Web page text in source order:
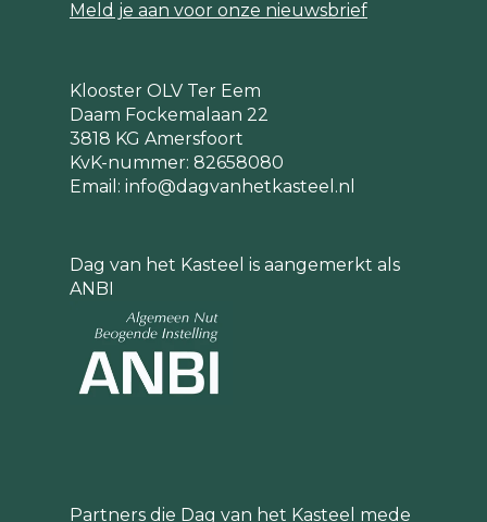
Meld je aan voor onze nieuwsbrief
Klooster OLV Ter Eem
Daam Fockemalaan 22
3818 KG Amersfoort
KvK-nummer: 82658080
Email: info@dagvanhetkasteel.nl
Dag van het Kasteel is aangemerkt als
ANBI
Partners die Dag van het Kasteel mede